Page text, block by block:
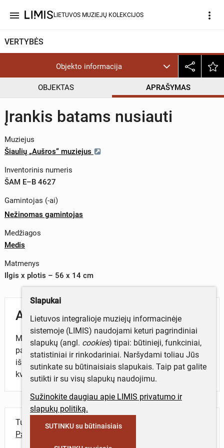
menu LIETUVOS MUZIEJŲ KOLEKCIJOS more_vert
VERTYBĖS
Objekto informacija
OBJEKTAS APRAŠYMAS
Įrankis batams nusiauti
Muziejus
Šiaulių „Aušros“ muziejus
Inventorinis numeris
ŠAM E–B 4627
Gamintojas (-ai)
Nežinomas gamintojas
Medžiagos
Medis
Matmenys
Ilgis x plotis – 56 x 14 cm
Aprašymas
Medinis įrankis naudotas batams nusiauti. Jį sudaro
pailga keturbriaunė lenta su gale išskobta U formos
išpjova. Prie išpjovos pritvirtintas netaisyklingo
kvadrato formos medinis paaukštinimas.
Turite daugiau informacijos apie objektą?
Parašykite mums!
Slapukai
Lietuvos integralioje muziejų informacinėje
sistemoje (LIMIS) naudojami keturi pagrindiniai
slapukų (angl. cookies) tipai: būtinieji, funkciniai,
statistiniai ir rinkodariniai. Naršydami toliau Jūs
sutinkate su būtinaisiais slapukais. Taip pat galite
sutikti ir su visų slapukų naudojimu.
Sužinokite daugiau apie LIMIS privatumo ir
slapukų politiką.
SUTINKU su būtinaisiais